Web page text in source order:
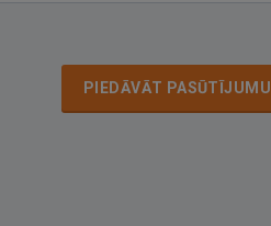
PIEDĀVĀT PASŪTĪJUMU